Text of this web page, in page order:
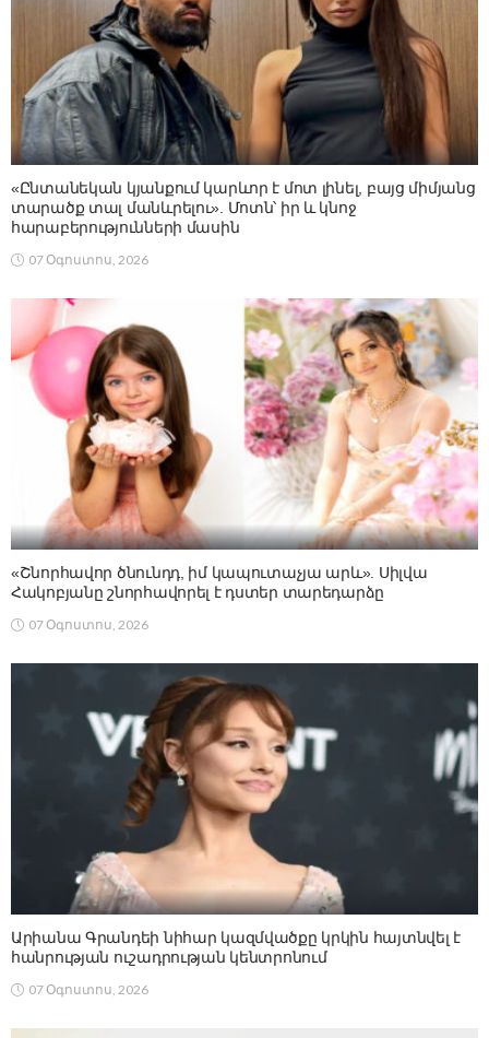
«Ընտանեկան կյանքում կարևոր է մոտ լինել, բայց միմյանց
տարածք տալ մանևրելու». Մոտն՝ իր և կնոջ
հարաբերությունների մասին
07 Օգոստոս, 2026
«Շնորհավոր ծնունդդ, իմ կապուտաչյա արև». Սիլվա
Հակոբյանը շնորհավորել է դստեր տարեդարձը
07 Օգոստոս, 2026
Արիանա Գրանդեի նիհար կազմվածքը կրկին հայտնվել է
հանրության ուշադրության կենտրոնում
07 Օգոստոս, 2026